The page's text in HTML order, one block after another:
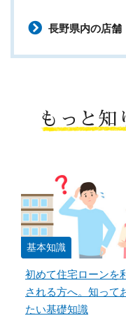
長野県内の店舗
もっと知
基本知識
初めて住宅ローンを
される方へ。知って
たい基礎知識